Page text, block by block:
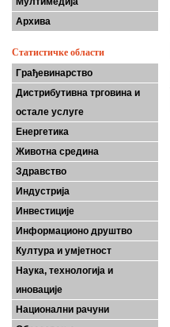
Архива
Статистичке области
Грађевинарство
Дистрибутивна трговина и
остале услуге
Енергетика
Животна средина
Здравство
Индустрија
Инвестиције
Информационо друштво
Култура и умјетност
Наука, технологија и
иновације
Национални рачуни